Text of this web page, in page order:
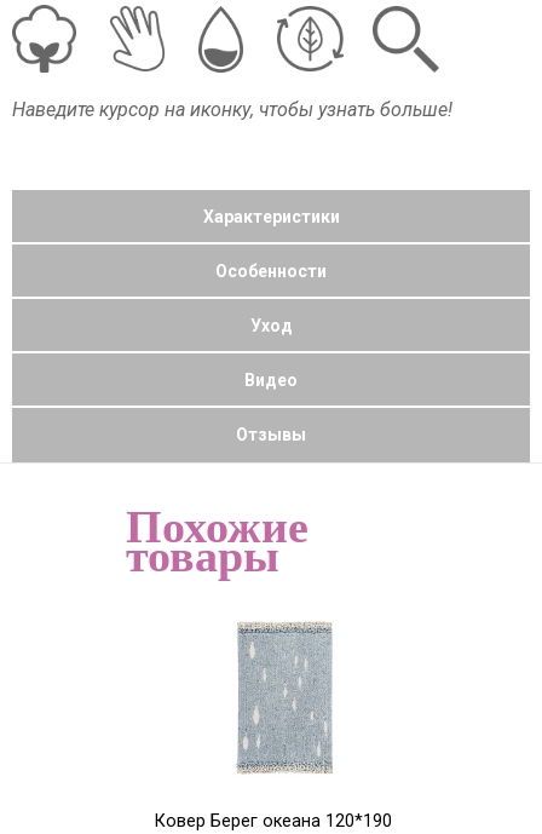
Наведите курсор на иконку, чтобы узнать больше!
Характеристики
Особенности
Уход
Видео
Отзывы
Похожие
товары
Ковер Берег океана 120*190